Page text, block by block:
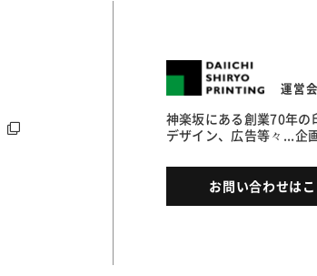
運営
神楽坂にある創業70年
デザイン、広告等々...企
お問い合わせは